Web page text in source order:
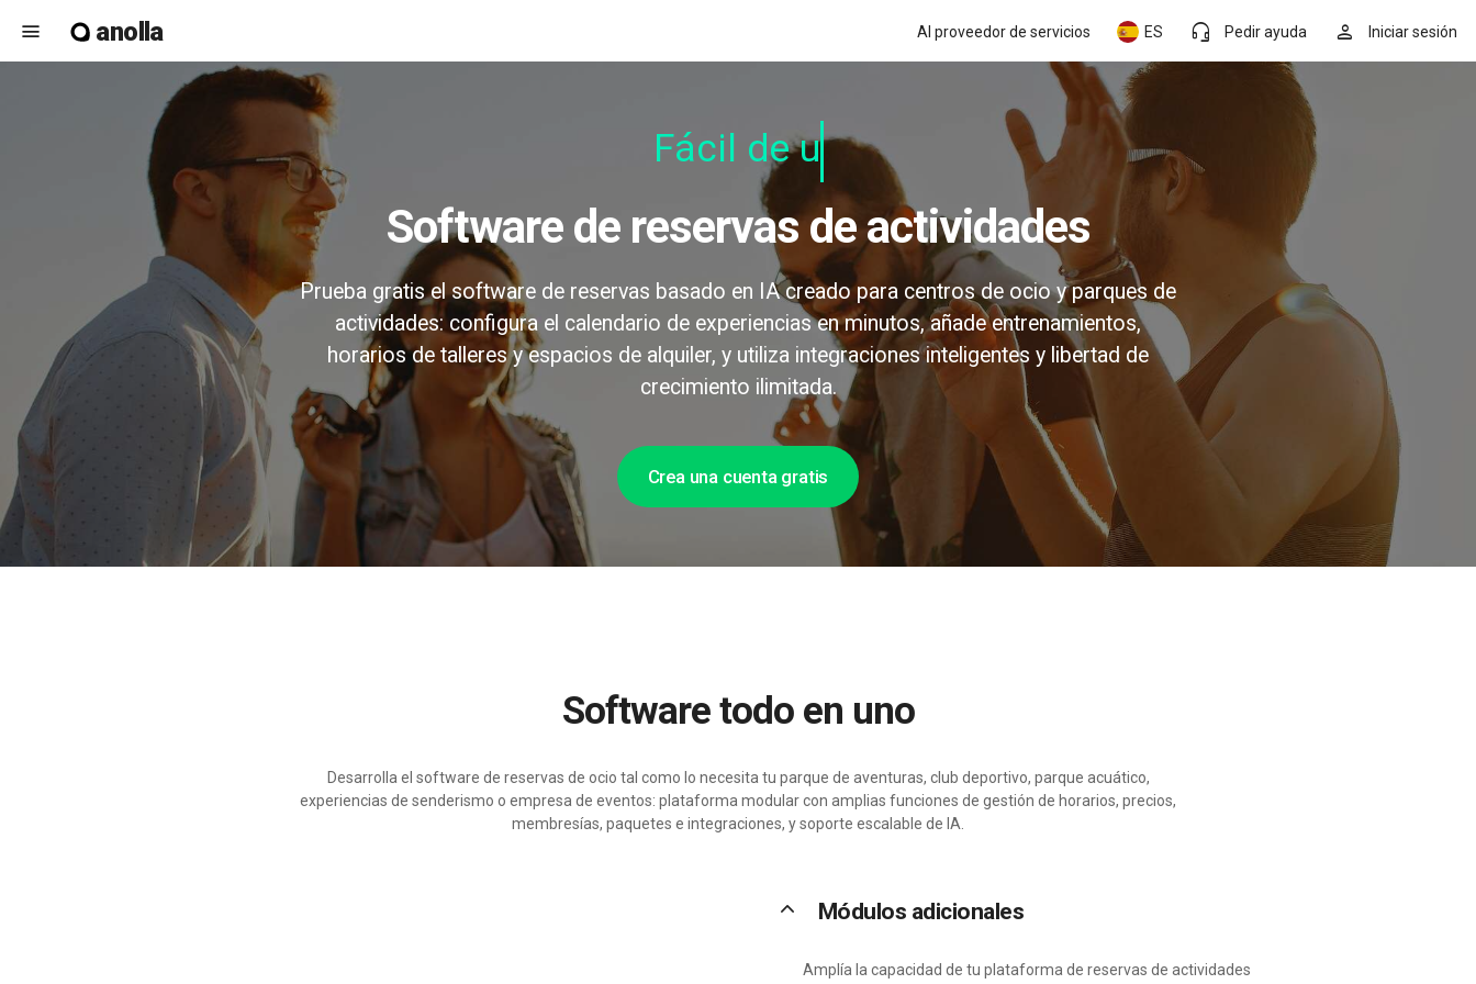
menu anolla person Iniciar sesión
headset_mic Pedir ayuda
ES
Al proveedor de servicios
Fácil de usar
Software de reservas de actividades
Prueba gratis el software de reservas basado en IA creado para centros de ocio y parques de
actividades: configura el calendario de experiencias en minutos, añade entrenamientos,
horarios de talleres y espacios de alquiler, y utiliza integraciones inteligentes y libertad de
crecimiento ilimitada.
Crea una cuenta gratis
Software todo en uno
Desarrolla el software de reservas de ocio tal como lo necesita tu parque de aventuras, club deportivo, parque acuático,
experiencias de senderismo o empresa de eventos: plataforma modular con amplias funciones de gestión de horarios, precios,
membresías, paquetes e integraciones, y soporte escalable de IA.
keyboard_arrow_up Módulos adicionales
Amplía la capacidad de tu plataforma de reservas de actividades